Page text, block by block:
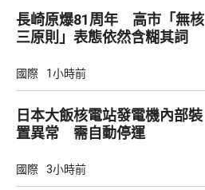
長崎原爆81周年 高市「無核
三原則」表態依然含糊其詞
國際 1小時前
日本大飯核電站發電機內部裝
置異常 需自動停運
國際 3小時前